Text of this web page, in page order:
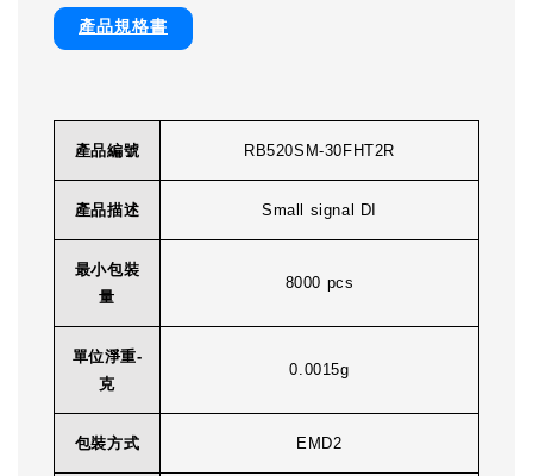
產品規格書
產品編號 RB520SM-30FHT2R
產品描述 Small signal DI
最小包裝
量
8000 pcs
單位淨重-
克
0.0015g
包裝方式 EMD2